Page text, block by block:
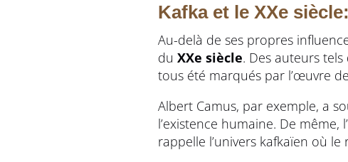
Kafka et le XXe
Au-delà de ses propres
du XXe siècle. Des auteurs tels
tous été marqués par l’œuvre
Albert Camus, par exemple, a
l’existence humaine. De
rappelle l’univers kafkaïen où